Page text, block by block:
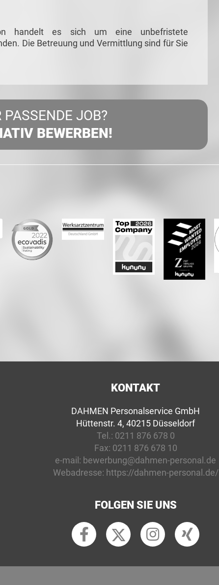
handelt es sich um eine unbefristete
Die Betreuung und Vermittlung sind für Sie
PASSENDE JOB?
BEWERBEN!
KONTAKT
DAHMEN Personalservice GmbH
Hüttenstr. 4, 40215 Düsseldorf
Tel.: 0211 876 678 0
Fax: 0211 876 678 10
e-mail: bewerbung@dahmen-personal.de
Webadresse: https://dahmen-personal.de/
FOLGEN SIE UNS